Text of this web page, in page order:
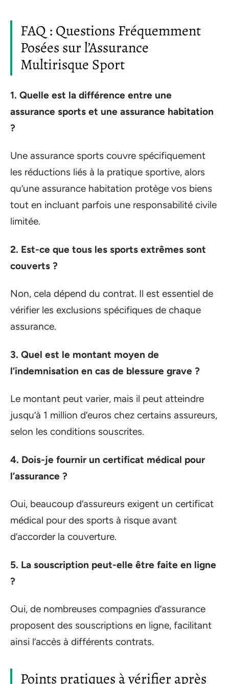
FAQ : Questions Fréquemment
Posées sur l’Assurance
Multirisque Sport
1. Quelle est la différence entre une
assurance sports et une assurance habitation
?
Une assurance sports couvre spécifiquement
les réductions liés à la pratique sportive, alors
qu’une assurance habitation protège vos biens
tout en incluant parfois une responsabilité civile
limitée.
2. Est-ce que tous les sports extrêmes sont
couverts ?
Non, cela dépend du contrat. Il est essentiel de
vérifier les exclusions spécifiques de chaque
assurance.
3. Quel est le montant moyen de
l’indemnisation en cas de blessure grave ?
Le montant peut varier, mais il peut atteindre
jusqu’à 1 million d’euros chez certains assureurs,
selon les conditions souscrites.
4. Dois-je fournir un certificat médical pour
l’assurance ?
Oui, beaucoup d’assureurs exigent un certificat
médical pour des sports à risque avant
d’accorder la couverture.
5. La souscription peut-elle être faite en ligne
?
Oui, de nombreuses compagnies d’assurance
proposent des souscriptions en ligne, facilitant
ainsi l’accès à différents contrats.
Points pratiques à vérifier après